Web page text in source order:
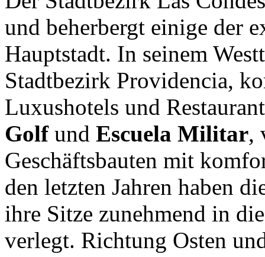
und beherbergt einige der
Hauptstadt. In seinem
Stadtbezirk Providencia,
Luxushotels und
Golf und Escuela Militar,
Geschäftsbauten mit
den letzten Jahren haben
ihre Sitze zunehmend in
verlegt. Richtung Osten